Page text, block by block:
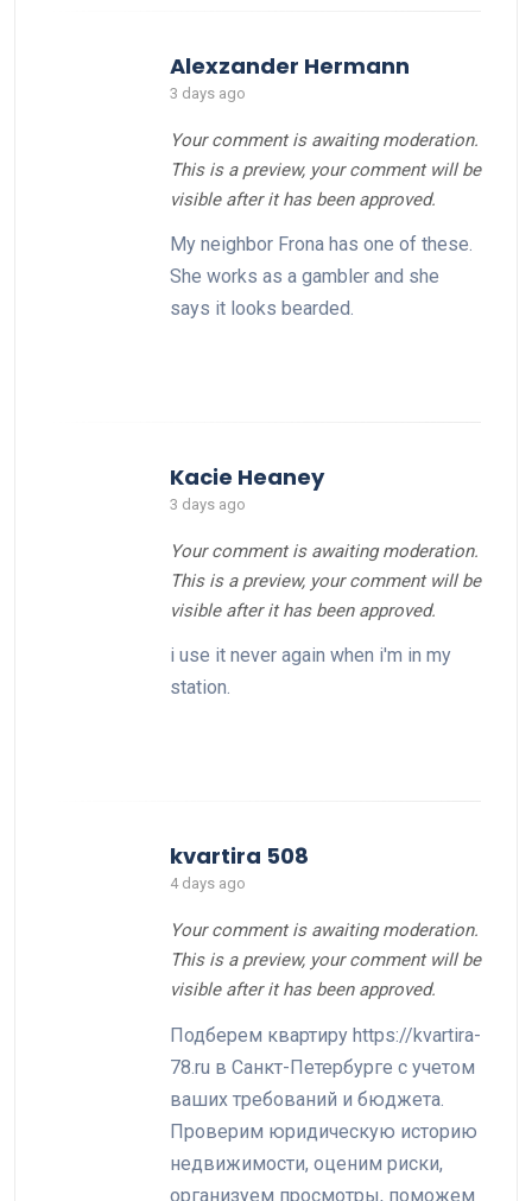
Your comment is awaiting moderation.
This is a preview, your comment will be
visible after it has been approved.
My neighbor Frona has one of these.
She works as a gambler and she
says it looks bearded.
Alexzander Hermann
3 days ago
Your comment is awaiting moderation.
This is a preview, your comment will be
visible after it has been approved.
i use it never again when i'm in my
station.
Kacie Heaney
3 days ago
Your comment is awaiting moderation.
This is a preview, your comment will be
visible after it has been approved.
Подберем квартиру https://kvartira-
78.ru в Санкт-Петербурге с учетом
ваших требований и бюджета.
Проверим юридическую историю
недвижимости, оценим риски,
организуем просмотры, поможем
kvartira 508
4 days ago